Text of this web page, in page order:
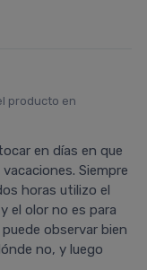
producto en
en días en que
Siempre
horas utilizo el
el olor no es para
observar bien
no, y luego